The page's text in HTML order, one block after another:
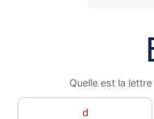
Quelle est la
d